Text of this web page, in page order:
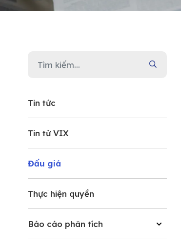
Tin tức
Tin từ VIX
Đấu giá
Thực hiện quyền
Báo cáo phân tích